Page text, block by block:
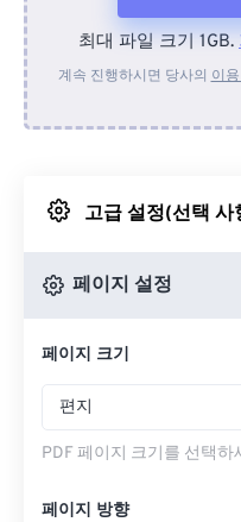
장치
최대 파일 크기 1GB.
계속 진행하시면 당사의 이
고급 설정(선택 사
페이지 설정
페이지 크기
편지
PDF 페이지 크기를 선택하
페이지 방향